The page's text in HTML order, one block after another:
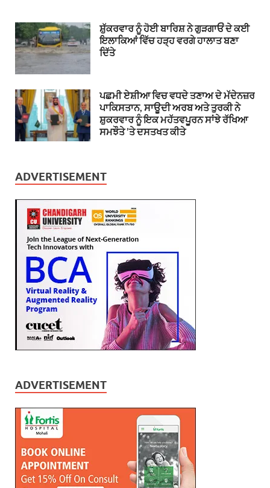
ਸ਼ੁੱਕਰਵਾਰ ਨੂੰ ਹੋਈ ਬਾਰਿਸ਼ ਨੇ ਗੁੜਗਾਓਂ ਦੇ ਕਈ
ਇਲਾਕਿਆਂ ਵਿੱਚ ਹੜ੍ਹ ਵਰਗੇ ਹਾਲਾਤ ਬਣਾ
ਦਿੱਤੇ
ਪਛਮੀ ਏਸ਼ੀਆ ਵਿਚ ਵਧਦੇ ਤਣਾਅ ਦੇ ਮੱਦੇਨਜ਼ਰ
ਪਾਕਿਸਤਾਨ, ਸਾਊਦੀ ਅਰਬ ਅਤੇ ਤੁਰਕੀ ਨੇ
ਸ਼ੁਕਰਵਾਰ ਨੂੰ ਇਕ ਮਹੱਤਵਪੂਰਨ ਸਾਂਝੇ ਰੱਖਿਆ
ਸਮਝੌਤੇ ’ਤੇ ਦਸਤਖਤ ਕੀਤੇ
ADVERTISEMENT
ADVERTISEMENT